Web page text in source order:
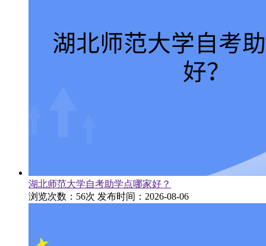
湖北师范大学自考助学点哪家好？
浏览次数：56次 发布时间：2026-08-06